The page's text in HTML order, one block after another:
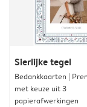
Sierlijke tegel
Bedankkaarten |
met keuze uit 3
papierafwerkingen